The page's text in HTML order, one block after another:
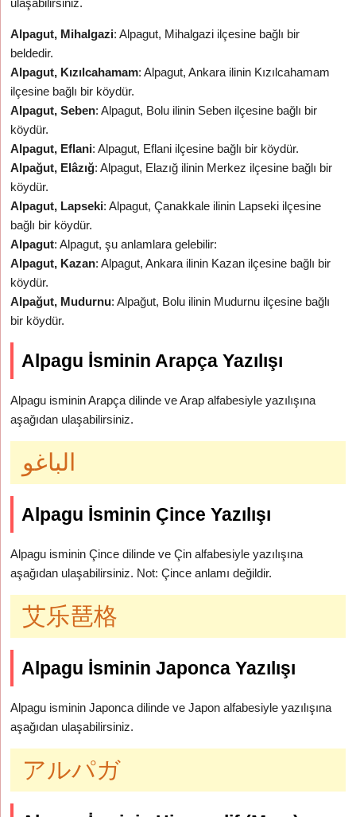
ulaşabilirsiniz.
Alpagut, Mihalgazi: Alpagut, Mihalgazi ilçesine bağlı bir
beldedir.
Alpagut, Kızılcahamam: Alpagut, Ankara ilinin Kızılcahamam
ilçesine bağlı bir köydür.
Alpagut, Seben: Alpagut, Bolu ilinin Seben ilçesine bağlı bir
köydür.
Alpagut, Eflani: Alpagut, Eflani ilçesine bağlı bir köydür.
Alpağut, Elâzığ: Alpagut, Elazığ ilinin Merkez ilçesine bağlı bir
köydür.
Alpagut, Lapseki: Alpagut, Çanakkale ilinin Lapseki ilçesine
bağlı bir köydür.
Alpagut: Alpagut, şu anlamlara gelebilir:
Alpagut, Kazan: Alpagut, Ankara ilinin Kazan ilçesine bağlı bir
köydür.
Alpağut, Mudurnu: Alpağut, Bolu ilinin Mudurnu ilçesine bağlı
bir köydür.
Alpagu İsminin Arapça Yazılışı
Alpagu isminin Arapça dilinde ve Arap alfabesiyle yazılışına
aşağıdan ulaşabilirsiniz.
الباغو
Alpagu İsminin Çince Yazılışı
Alpagu isminin Çince dilinde ve Çin alfabesiyle yazılışına
aşağıdan ulaşabilirsiniz. Not: Çince anlamı değildir.
艾乐琶格
Alpagu İsminin Japonca Yazılışı
Alpagu isminin Japonca dilinde ve Japon alfabesiyle yazılışına
aşağıdan ulaşabilirsiniz.
アルパガ